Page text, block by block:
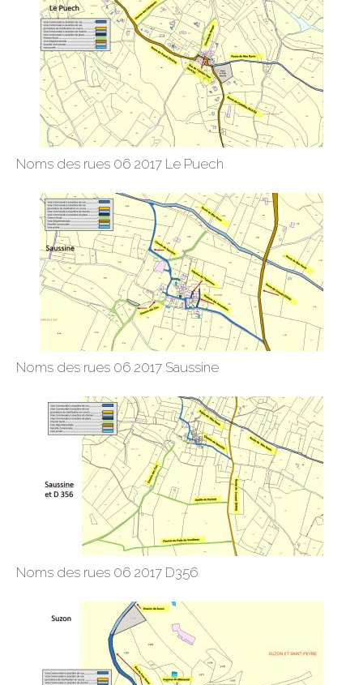
Noms des rues 06 2017 Le Puech
Noms des rues 06 2017 Saussine
Noms des rues 06 2017 D356